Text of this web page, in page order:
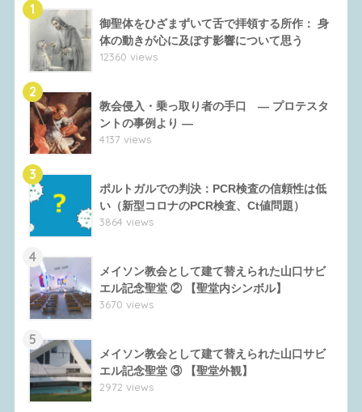
1
御聖体をひざまずいて舌で拝領する所作： 身
体の動きが心に及ぼす影響について思う
12360 views
2
教会侵入・乗っ取り者の手口 ― プロテスタ
ントの事例より ―
4137 views
3
ポルトガルでの判決：PCR検査の信頼性は低
い（新型コロナのPCR検査、Ct値問題）
3864 views
4
メイソン教会として建て替えられた山口サビ
エル記念聖堂 ② 【聖堂内シンボル】
3670 views
5
メイソン教会として建て替えられた山口サビ
エル記念聖堂 ③ 【聖堂外観】
2972 views